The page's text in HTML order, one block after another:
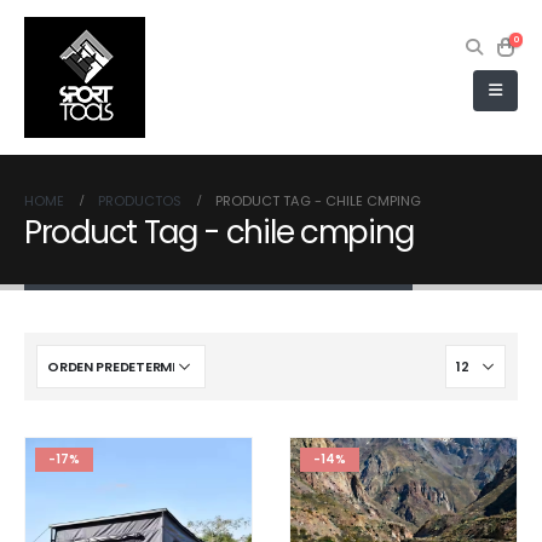
0
HOME PRODUCTOS PRODUCT TAG - CHILE CMPING
Product Tag - chile cmping
-17% -14%